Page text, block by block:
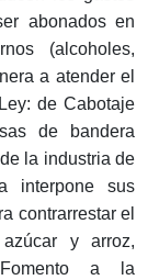
abonados en
(alcoholes,
a atender el
de Cabotaje
de bandera
la industria de
interpone sus
contrarrestar el
y arroz,
a la